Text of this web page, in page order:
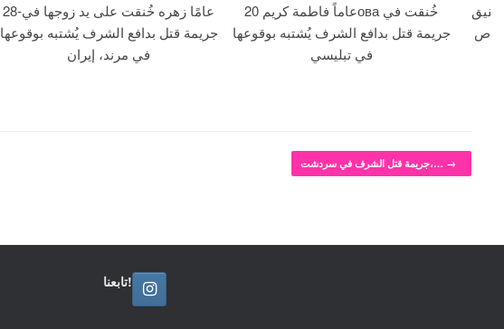
28-عامًا زهره خُنقت على يد زوجها في
جريمة قتل بدافع الشرف يُشتبه بوقوعها
في مرند، إيران
20 عاماً فاطمة كريمова خُنقت في
جريمة قتل بدافع الشرف يُشتبه بوقوعها
في تبليسي
عامًا وشقيق
بالرصاص
جريمة قتل الشرف في سردشت،… →
تابعنا!